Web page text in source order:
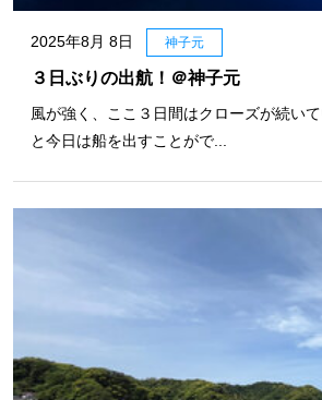
2025年8月 8日 神子元
３日ぶりの出航！＠神子元
風が強く、ここ３日間はクローズが続い
と今日は船を出すことがで...